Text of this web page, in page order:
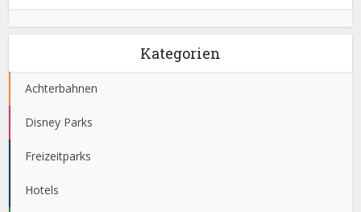
Kategorien
Achterbahnen
Disney Parks
Freizeitparks
Hotels